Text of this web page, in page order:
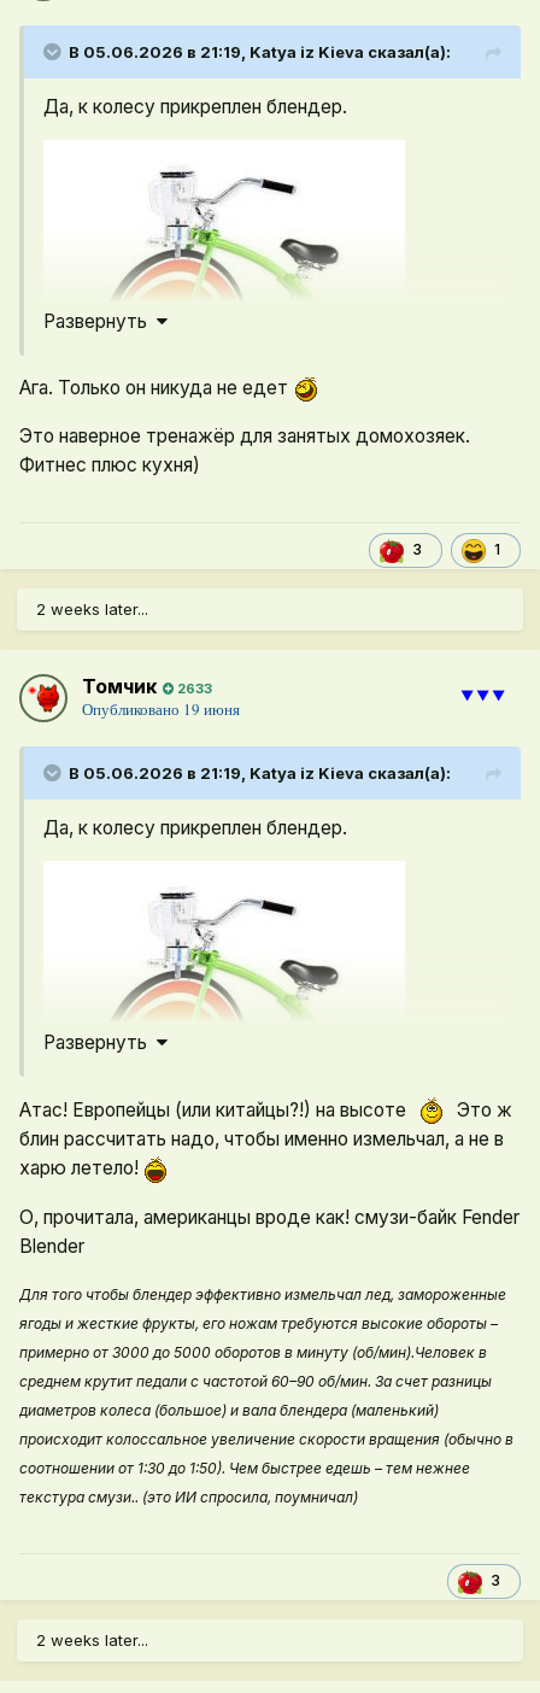
В 05.06.2026 в 21:19, Katya iz Kieva сказал(а):
Да, к колесу прикреплен блендер.
Развернуть
Ага. Только он никуда не едет
Это наверное тренажёр для занятых домохозяек.
Фитнес плюс кухня)
3 1
2 weeks later...
Томчик 2633
Опубликовано 19 июня
⯆⯆⯆
В 05.06.2026 в 21:19, Katya iz Kieva сказал(а):
Да, к колесу прикреплен блендер.
Развернуть
Атас! Европейцы (или китайцы?!) на высоте
Это ж
блин рассчитать надо, чтобы именно измельчал, а не в
харю летело!
О, прочитала, американцы вроде как! смузи-байк Fender
Blender
Для того чтобы блендер эффективно измельчал лед, замороженные
ягоды и жесткие фрукты, его ножам требуются высокие обороты –
примерно от 3000 до 5000 оборотов в минуту (об/мин).Человек в
среднем крутит педали с частотой 60–90 об/мин. За счет разницы
диаметров колеса (большое) и вала блендера (маленький)
происходит колоссальное увеличение скорости вращения (обычно в
соотношении от 1:30 до 1:50). Чем быстрее едешь – тем нежнее
текстура смузи.. (это ИИ спросила, поумничал)
3
2 weeks later...